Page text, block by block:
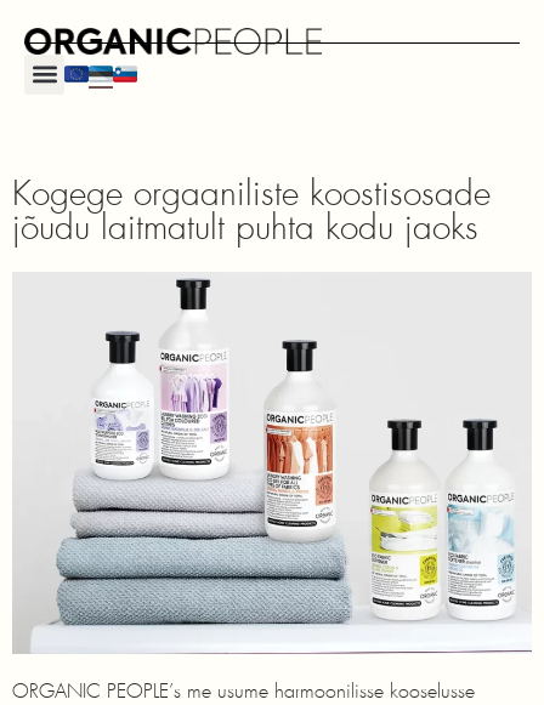
Kogege orgaaniliste koostisosade
jõudu laitmatult puhta kodu jaoks
ORGANIC PEOPLE’s me usume harmoonilisse kooselusse